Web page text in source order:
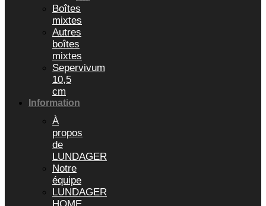
Boîtes
mixtes
Autres
boîtes
mixtes
Sepervivum
10,5
cm
Information
À
propos
de
LUNDAGER
Notre
équipe
LUNDAGER